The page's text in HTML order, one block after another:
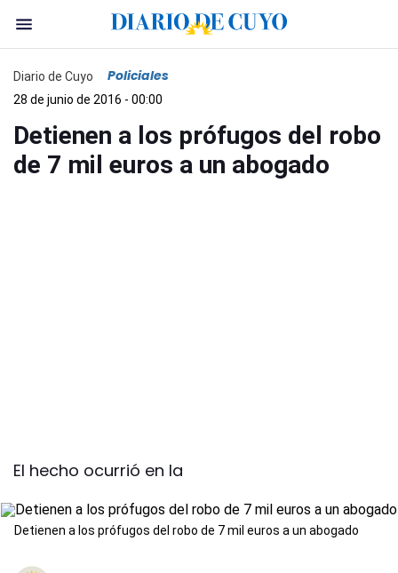
Diario de Cuyo Policiales
28 de junio de 2016 - 00:00
Detienen a los prófugos del robo
de 7 mil euros a un abogado
El hecho ocurrió en la
Detienen a los prófugos del robo de 7 mil euros a un abogado